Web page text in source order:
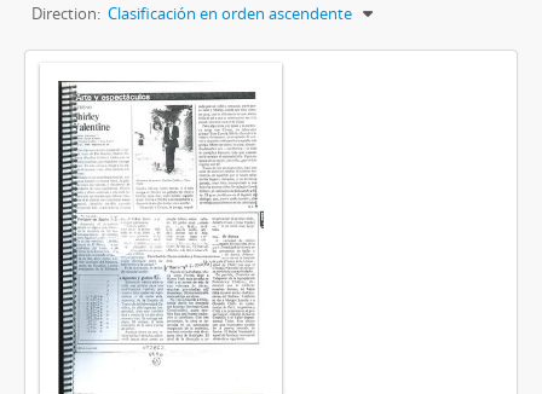
Direction: Clasificación en orden ascendente